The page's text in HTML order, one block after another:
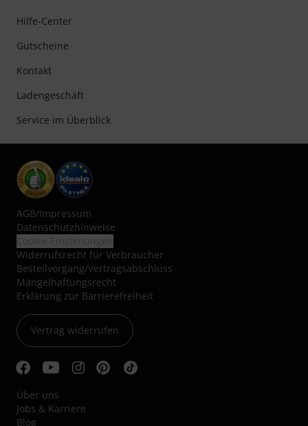
Hilfe-Center
Gutscheine
Kontakt
Ladengeschäft
Service im Überblick
AGB/Impressum
Datenschutzhinweise
Widerrufsrecht für Verbraucher
Bestellvorgang/Vertragsabschluss
Mängelhaftungsrecht
Erklärung zur Barrierefreiheit
Vertrag widerrufen
Über uns
Jobs & Karriere
Blog